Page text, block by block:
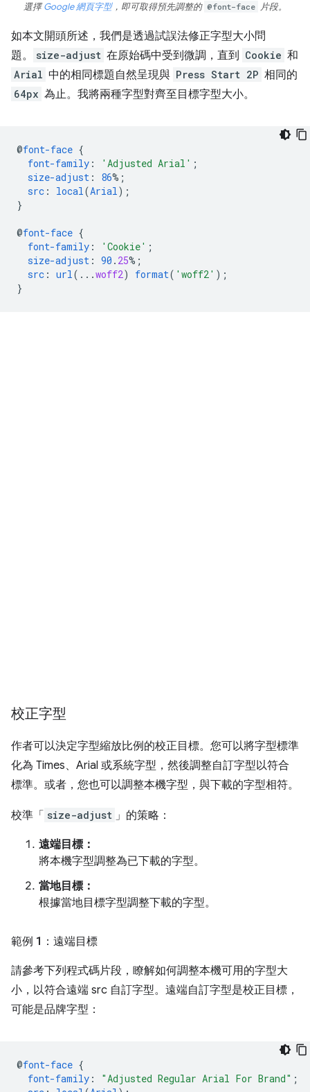
選擇Google 網頁字型，即可取得預先調整的 @font-face 片段。
如本文開頭所述，我們是透過試誤法修正字型大小問
題。
size-adjust 在原始碼中受到微調，直到 Cookie 和
Arial 中的相同標題自然呈現與 Press Start 2P 相同的
64px 為止。我將兩種字型對齊至目標字型大小。
@font-face {
font-family : 'Adjusted Arial' ;
size-adjust : 86%;
src : local(Arial);
}
@font-face {
font-family : 'Cookie' ;
size-adjust : 90 . 25%;
src : url(.. .woff2) format( 'woff2' );
}
校正字型
作者可以決定字型縮放比例的校正目標。您可以將字型標準
化為 Times、Arial 或系統字型，然後調整自訂字型以符合
標準。或者，您也可以調整本機字型，與下載的字型相符。
校準「 size-adjust 」的策略：
遠端目標：
將本機字型調整為已下載的字型。
當地目標：
根據當地目標字型調整下載的字型。
範例 1：遠端目標
請參考下列程式碼片段，瞭解如何調整本機可用的字型大
小，以符合遠端 src 自訂字型。遠端自訂字型是校正目標，
可能是品牌字型：
@font-face {
font-family : "Adjusted Regular Arial For Brand" ;